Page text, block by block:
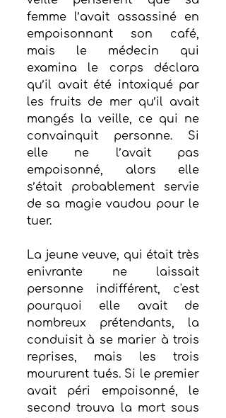
femme l’avait assassiné en
empoisonnant son café,
mais le médecin qui
examina le corps déclara
qu’il avait été intoxiqué par
les fruits de mer qu’il avait
mangés la veille, ce qui ne
convainquit personne. Si
elle ne l’avait pas
empoisonné, alors elle
s’était probablement servie
de sa magie vaudou pour le
tuer.
La jeune veuve, qui était très
enivrante ne laissait
personne indifférent, c'est
pourquoi elle avait de
nombreux prétendants, la
conduisit à se marier à trois
reprises, mais les trois
moururent tués. Si le premier
avait péri empoisonné, le
second trouva la mort sous